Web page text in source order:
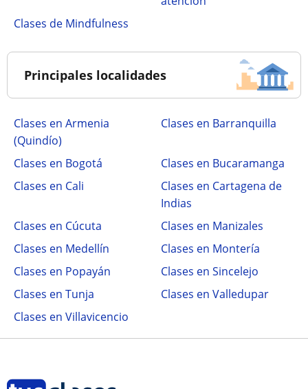
Clases de Mindfulness
Principales localidades
Clases en Armenia
(Quindío)
Clases en Barranquilla
Clases en Bogotá
Clases en Bucaramanga
Clases en Cali
Clases en Cartagena de
Indias
Clases en Cúcuta
Clases en Manizales
Clases en Medellín
Clases en Montería
Clases en Popayán
Clases en Sincelejo
Clases en Tunja
Clases en Valledupar
Clases en Villavicencio